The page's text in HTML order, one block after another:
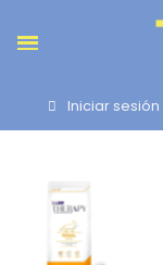
Iniciar sesión